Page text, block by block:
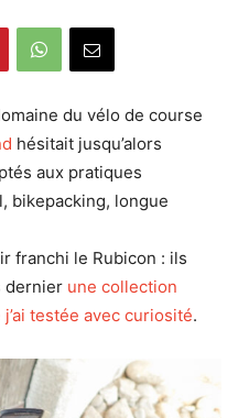
du vélo de course
hésitait jusqu’alors
aux pratiques
bikepacking, longue
franchi le Rubicon : ils
dernier une collection
testée avec curiosité.